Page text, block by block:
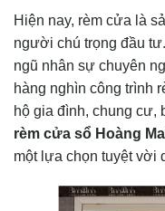
Hiện nay, rèm cửa là
người chú trọng đầu
ngũ nhân sự chuyên
hàng nghìn công trình
hộ gia đình, chung
rèm cửa sổ Hoàng
một lựa chọn tuyệt vời